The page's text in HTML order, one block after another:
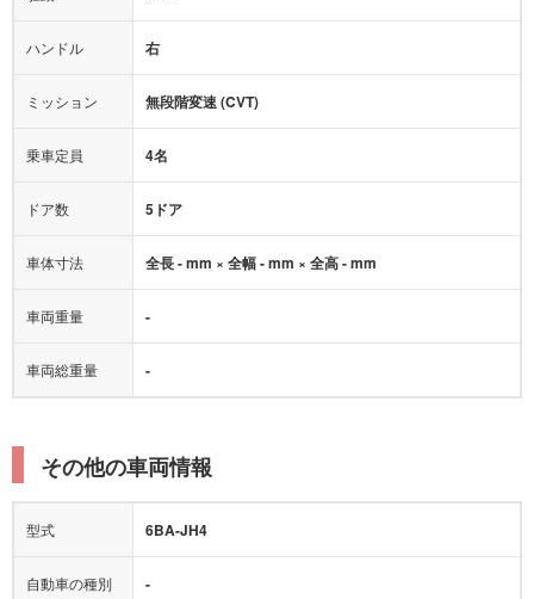
アダプティブクルーズコントロール
ヒルディセントコントロール
オートマチックハイビーム
ハンドル 右
ミッション 無段階変速 (CVT)
乗車定員 4名
ドア数 5ドア
車体寸法 全長 - mm × 全幅 - mm × 全高 - mm
車両重量 -
車両総重量 -
その他の車両情報
型式 6BA-JH4
自動車の種別 -